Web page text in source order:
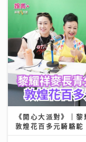
《開心大派對》｜
敦煌花百多元騎駱駝